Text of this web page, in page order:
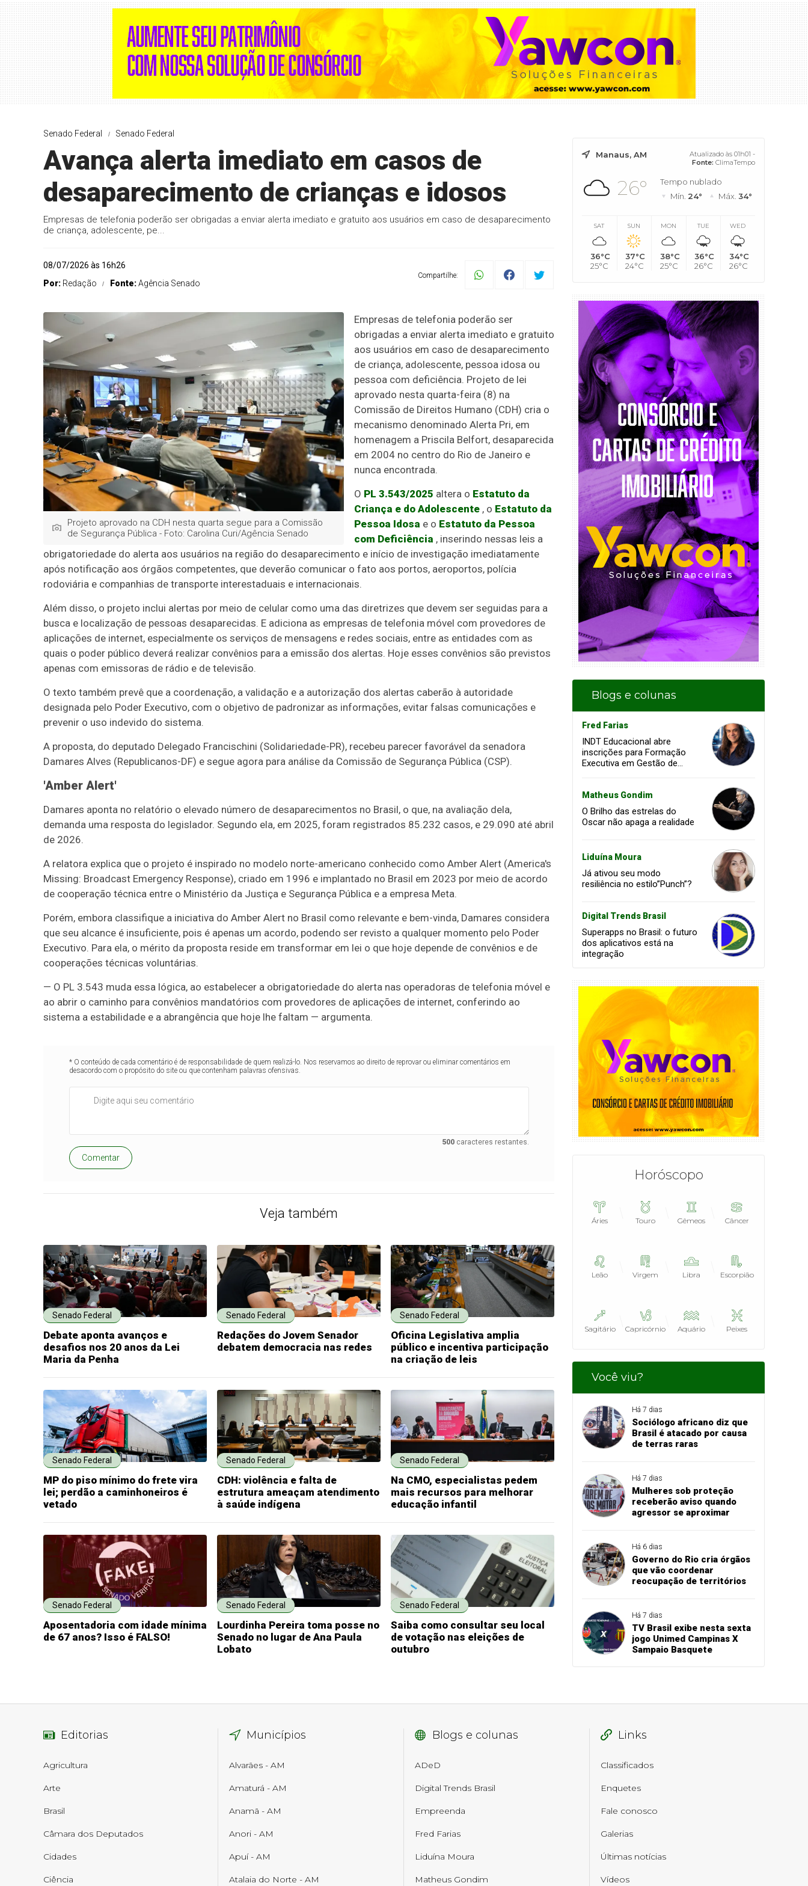
Senado Federal Senado Federal
Avança alerta imediato em casos de
desaparecimento de crianças e idosos
Empresas de telefonia poderão ser obrigadas a enviar alerta imediato e gratuito aos usuários em caso de desaparecimento
de criança, adolescente, pe...
08/07/2026 às 16h26
Por: Redação Fonte:Agência Senado
Compartilhe:
Projeto aprovado na CDH nesta quarta segue para a Comissão
de Segurança Pública - Foto: Carolina Curi/Agência Senado
Empresas de telefonia poderão ser
obrigadas a enviar alerta imediato e gratuito
aos usuários em caso de desaparecimento
de criança, adolescente, pessoa idosa ou
pessoa com deficiência. Projeto de lei
aprovado nesta quarta-feira (8) na
Comissão de Direitos Humano (CDH) cria o
mecanismo denominado Alerta Pri, em
homenagem a Priscila Belfort, desaparecida
em 2004 no centro do Rio de Janeiro e
nunca encontrada.
O PL 3.543/2025 altera o Estatuto da
Criança e do Adolescente , o Estatuto da
Pessoa Idosa e o Estatuto da Pessoa
com Deficiência , inserindo nessas leis a
obrigatoriedade do alerta aos usuários na região do desaparecimento e início de investigação imediatamente
após notificação aos órgãos competentes, que deverão comunicar o fato aos portos, aeroportos, polícia
rodoviária e companhias de transporte interestaduais e internacionais.
Além disso, o projeto inclui alertas por meio de celular como uma das diretrizes que devem ser seguidas para a
busca e localização de pessoas desaparecidas. E adiciona as empresas de telefonia móvel com provedores de
aplicações de internet, especialmente os serviços de mensagens e redes sociais, entre as entidades com as
quais o poder público deverá realizar convênios para a emissão dos alertas. Hoje esses convênios são previstos
apenas com emissoras de rádio e de televisão.
O texto também prevê que a coordenação, a validação e a autorização dos alertas caberão à autoridade
designada pelo Poder Executivo, com o objetivo de padronizar as informações, evitar falsas comunicações e
prevenir o uso indevido do sistema.
A proposta, do deputado Delegado Francischini (Solidariedade-PR), recebeu parecer favorável da senadora
Damares Alves (Republicanos-DF) e segue agora para análise da Comissão de Segurança Pública (CSP).
'Amber Alert'
Damares aponta no relatório o elevado número de desaparecimentos no Brasil, o que, na avaliação dela,
demanda uma resposta do legislador. Segundo ela, em 2025, foram registrados 85.232 casos, e 29.090 até abril
de 2026.
A relatora explica que o projeto é inspirado no modelo norte-americano conhecido como Amber Alert (America's
Missing: Broadcast Emergency Response), criado em 1996 e implantado no Brasil em 2023 por meio de acordo
de cooperação técnica entre o Ministério da Justiça e Segurança Pública e a empresa Meta.
Porém, embora classifique a iniciativa do Amber Alert no Brasil como relevante e bem-vinda, Damares considera
que seu alcance é insuficiente, pois é apenas um acordo, podendo ser revisto a qualquer momento pelo Poder
Executivo. Para ela, o mérito da proposta reside em transformar em lei o que hoje depende de convênios e de
cooperações técnicas voluntárias.
— O PL 3.543 muda essa lógica, ao estabelecer a obrigatoriedade do alerta nas operadoras de telefonia móvel e
ao abrir o caminho para convênios mandatórios com provedores de aplicações de internet, conferindo ao
sistema a estabilidade e a abrangência que hoje lhe faltam — argumenta.
* O conteúdo de cada comentário é de responsabilidade de quem realizá-lo. Nos reservamos ao direito de reprovar ou eliminar comentários em
desacordo com o propósito do site ou que contenham palavras ofensivas.
500caracteres restantes.
Comentar
Veja também
Senado Federal
Debate aponta avanços e
desafios nos 20 anos da Lei
Maria da Penha
Senado Federal
Redações do Jovem Senador
debatem democracia nas redes
Senado Federal
Oficina Legislativa amplia
público e incentiva participação
na criação de leis
Senado Federal
MP do piso mínimo do frete vira
lei; perdão a caminhoneiros é
vetado
Senado Federal
CDH: violência e falta de
estrutura ameaçam atendimento
à saúde indígena
Senado Federal
Na CMO, especialistas pedem
mais recursos para melhorar
educação infantil
Senado Federal
Aposentadoria com idade mínima
de 67 anos? Isso é FALSO!
Senado Federal
Lourdinha Pereira toma posse no
Senado no lugar de Ana Paula
Lobato
Senado Federal
Saiba como consultar seu local
de votação nas eleições de
outubro
Manaus, AM
Atualizado às 01h01 -
Fonte: ClimaTempo
26°
Tempo nublado
Mín. 24° Máx. 34°
SAT
36°C
25°C
SUN
37°C
24°C
MON
38°C
25°C
TUE
36°C
26°C
WED
34°C
26°C
Blogs e colunas
Fred Farias
INDT Educacional abre
inscrições para Formação
Executiva em Gestão de
inovação
Matheus Gondim
O Brilho das estrelas do
Oscar não apaga a realidade
Liduína Moura
Já ativou seu modo
resiliência no estilo”Punch”?
Digital Trends Brasil
Superapps no Brasil: o futuro
dos aplicativos está na
integração
Horóscopo
Áries Touro Gêmeos Câncer
Leão Virgem Libra Escorpião
Sagitário Capricórnio Aquário Peixes
Você viu?
Há 7 dias
Sociólogo africano diz que
Brasil é atacado por causa
de terras raras
Há 7 dias
Mulheres sob proteção
receberão aviso quando
agressor se aproximar
Há 6 dias
Governo do Rio cria órgãos
que vão coordenar
reocupação de territórios
Há 7 dias
TV Brasil exibe nesta sexta
jogo Unimed Campinas X
Sampaio Basquete
Editorias
Agricultura
Arte
Brasil
Câmara dos Deputados
Cidades
Ciência
Municípios
Alvarães - AM
Amaturá - AM
Anamã - AM
Anori - AM
Apuí - AM
Atalaia do Norte - AM
Blogs e colunas
ADeD
Digital Trends Brasil
Empreenda
Fred Farias
Liduína Moura
Matheus Gondim
Links
Classificados
Enquetes
Fale conosco
Galerias
Últimas notícias
Vídeos